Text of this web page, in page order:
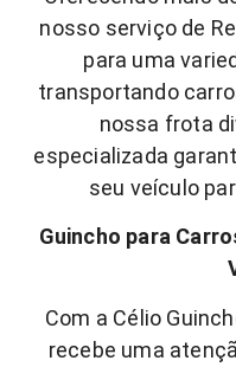
nosso serviço de
para uma
transportando
nossa frota
especializada
seu veículo
Guincho para
Com a Célio
recebe uma